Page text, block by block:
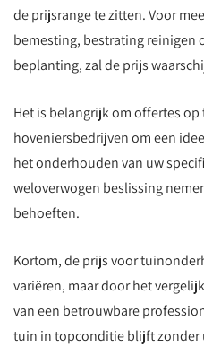
de prijsrange te zitten. Voor
bemesting, bestrating reinigen
beplanting, zal de prijs
Het is belangrijk om offertes
hoveniersbedrijven om een
het onderhouden van uw
weloverwogen beslissing
behoeften.
Kortom, de prijs voor
variëren, maar door het
van een betrouwbare
tuin in topconditie blijft zonder